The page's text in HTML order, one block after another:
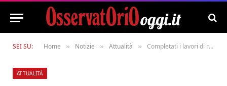
SEI SU: Home » Notizie » Attualità » Completati i lavori di riqualificazione dei due bracci del porto i Savelletri VIDEO
ATTUALITÀ